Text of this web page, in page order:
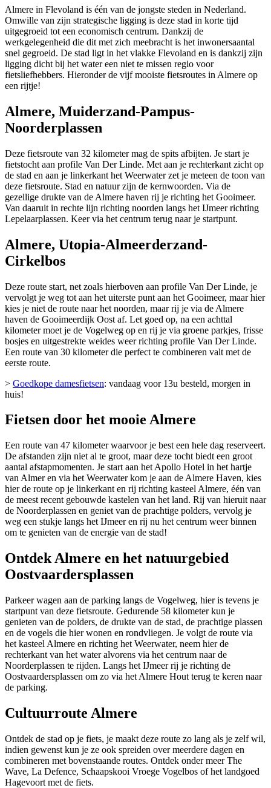
Almere in Flevoland is één van de jongste steden in Nederland.
Omwille van zijn strategische ligging is deze stad in korte tijd
uitgegroeid tot een economisch centrum. Dankzij de
werkgelegenheid die dit met zich meebracht is het inwonersaantal
snel gegroeid. De stad ligt in het vlakke Flevoland en is dankzij zijn
ligging dicht bij het water een niet te missen regio voor
fietsliefhebbers. Hieronder de vijf mooiste fietsroutes in Almere op
een rijtje!
Almere, Muiderzand-Pampus-
Noorderplassen
Deze fietsroute van 32 kilometer mag de spits afbijten. Je start je
fietstocht aan profile Van Der Linde. Met aan je rechterkant zicht op
de stad en aan je linkerkant het Weerwater zet je meteen de toon van
deze fietsroute. Stad en natuur zijn de kernwoorden. Via de
gezellige drukte van de Almere haven rij je richting het Gooimeer.
Van daaruit in rechte lijn richting noorden langs het IJmeer richting
Lepelaarplassen. Keer via het centrum terug naar je startpunt.
Almere, Utopia-Almeerderzand-
Cirkelbos
Deze route start, net zoals hierboven aan profile Van Der Linde, je
vervolgt je weg tot aan het uiterste punt aan het Gooimeer, maar hier
kies je niet de route naar het noorden, maar rij je via de Almere
haven de Gooimeerdijk Oost af. Let goed op, na een achttal
kilometer moet je de Vogelweg op en rij je via groene parkjes, frisse
bosjes en uitgestrekte weides weer richting profile Van Der Linde.
Een route van 30 kilometer die perfect te combineren valt met de
eerste route.
> Goedkope damesfietsen: vandaag voor 13u besteld, morgen in
huis!
Fietsen door het mooie Almere
Een route van 47 kilometer waarvoor je best een hele dag reserveert.
De afstanden zijn niet al te groot, maar deze tocht biedt een groot
aantal afstapmomenten. Je start aan het Apollo Hotel in het hartje
van Almer en via het Weerwater kom je aan de Almere Haven, kies
hier de route op je linkerkant en rij richting kasteel Almere, één van
de meest recent gebouwde kastelen van het land. Rij van hieruit naar
de Noorderplassen en geniet van de prachtige polders, vervolg je
weg een stukje langs het IJmeer en rij nu het centrum weer binnen
om te genieten van de energie van de stad!
Ontdek Almere en het natuurgebied
Oostvaardersplassen
Parkeer wagen aan de parking langs de Vogelweg, hier is tevens je
startpunt van deze fietsroute. Gedurende 58 kilometer kun je
genieten van de polders, de drukte van de stad, de prachtige plassen
en de vogels die hier wonen en rondvliegen. Je volgt de route via
het kasteel Almere en richting het Weerwater, neem hier de
rechterkant van het water alvorens via het centrum naar de
Noorderplassen te rijden. Langs het IJmeer rij je richting de
Oostvaardersplassen om zo via het Almere Hout terug te keren naar
de parking.
Cultuurroute Almere
Ontdek de stad op je fiets, je maakt deze route zo lang als je zelf wil,
indien gewenst kun je ze ook spreiden over meerdere dagen en
combineren met bovenstaande routes. Ontdek onder meer The
Wave, La Defence, Schaapskooi Vroege Vogelbos of het landgoed
Hagevoort met de fiets.